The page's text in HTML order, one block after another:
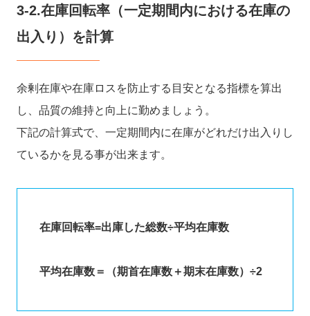
3-2.在庫回転率（一定期間内における在庫の
出入り）を計算
余剰在庫や在庫ロスを防止する目安となる指標を算出
し、品質の維持と向上に勤めましょう。
下記の計算式で、一定期間内に在庫がどれだけ出入りし
ているかを見る事が出来ます。
在庫回転率=出庫した総数÷平均在庫数
平均在庫数＝（期首在庫数＋期末在庫数）÷2